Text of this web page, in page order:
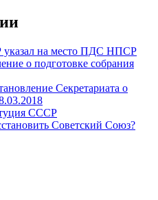
на место ПДС НПСР
о подготовке собрания
Секретариата о
СССР
Советский Союз?